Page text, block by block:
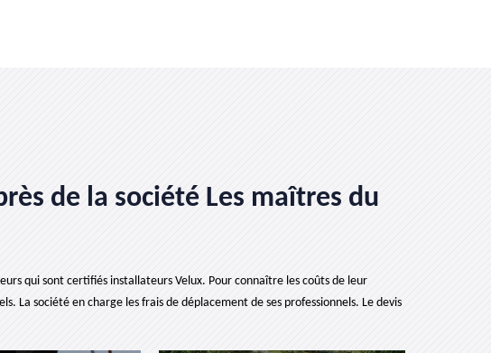
de la société Les maîtres du
qui sont certifiés installateurs Velux. Pour connaître les coûts de leur
La société en charge les frais de déplacement de ses professionnels. Le devis